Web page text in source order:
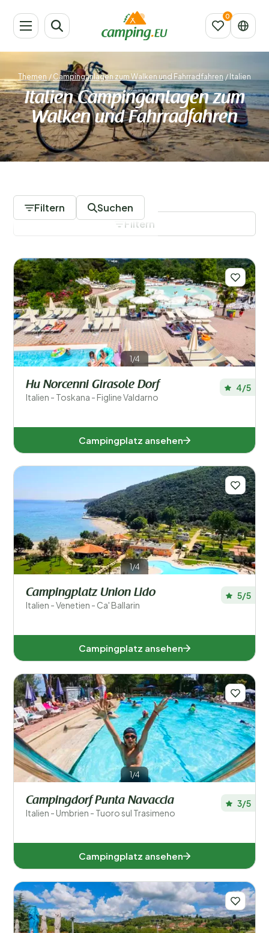
Themen / Campinganlagen zum Walken und Fahrradfahren / Italien
Italien Campinganlagen zum
Walken und Fahrradfahren
Filtern Suchen
Regionen
Abruzzen (3)
Aostatal (1)
Apulien (3)
Friaul-Julisch Venetien (1)
Latium (2)
Ligurien (3)
Lombardei (3)
Sardinien (3)
Toskana (8)
Umbrien (4)
Venetien (5)
Beliebte Filter
Filter speichern
Filtern
1/4
Hu Norcenni Girasole Dorf
Italien - Toskana - Figline Valdarno
4/5
Campingplatz ansehen
1/4
Campingplatz Union Lido
Italien - Venetien - Ca' Ballarin
5/5
Campingplatz ansehen
1/4
Campingdorf Punta Navaccia
Italien - Umbrien - Tuoro sul Trasimeno
3/5
Campingplatz ansehen